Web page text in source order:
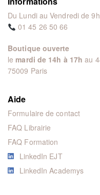
Du Lundi au Vendredi de
01 45 26 50 66
Boutique ouverte
le mardi de 14h à 17h au
75009 Paris
Aide
Formulaire de contact
FAQ Librairie
FAQ Formation
LinkedIn EJT
LinkedIn Academys